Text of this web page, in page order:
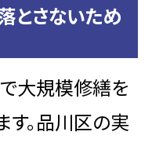
とさないため
大規模修繕を
。品川区の実